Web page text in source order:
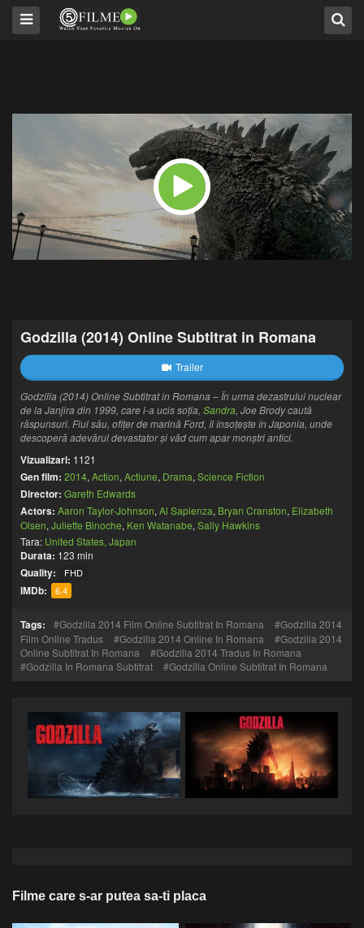
Godzilla (2014) Online Subtitrat in Romana
Trailer
Godzilla (2014) Online Subtitrat in Romana – În urma dezastrului nuclear
de la Janjira din 1999, care i-a ucis soția, Sandra, Joe Brody caută
răspunsuri. Fiul său, ofițer de marină Ford, îl însoțește în Japonia, unde
descoperă adevărul devastator și văd cum apar monștri antici.
Vizualizari: 1121
Gen film: 2014, Action, Actiune, Drama, Science Fiction
Director: Gareth Edwards
Actors: Aaron Taylor-Johnson, Al Sapienza, Bryan Cranston, Elizabeth
Olsen, Juliette Binoche, Ken Watanabe, Sally Hawkins
Tara: United States, Japan
Durata: 123 min
Quality: FHD
IMDb: 6.4
Tags: Godzilla 2014 Film Online Subtitrat In Romana
Godzilla 2014
Film Online Tradus
Godzilla 2014 Online In Romana
Godzilla 2014
Online Subtitrat In Romana
Godzilla 2014 Tradus In Romana
Godzilla In Romana Subtitrat
Godzilla Online Subtitrat In Romana
Filme care s-ar putea sa-ti placa